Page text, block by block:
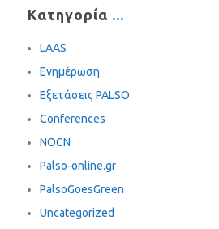
Κατηγορία
LAAS
Ενημέρωση
Εξετάσεις PALSO
Conferences
NOCN
Palso-online.gr
PalsoGoesGreen
Uncategorized